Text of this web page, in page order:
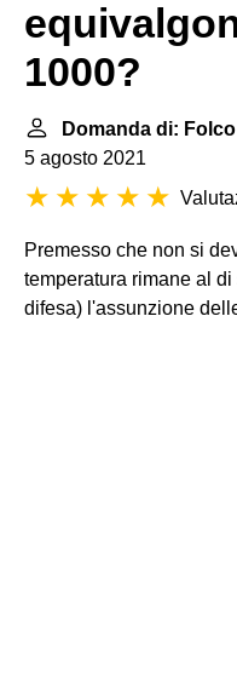
1000?
Domanda di:
5 agosto 2021
Premesso che non si
temperatura rimane al
difesa) l'assunzione